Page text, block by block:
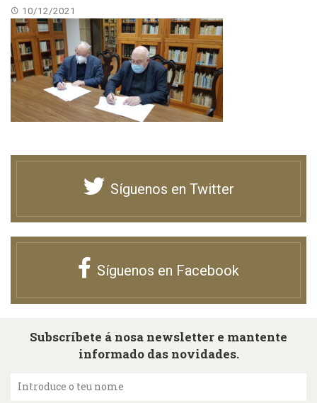
10/12/2021
Síguenos en Twitter
Síguenos en Facebook
Subscríbete á nosa newsletter e mantente
informado das novidades.
Introduce o teu nome